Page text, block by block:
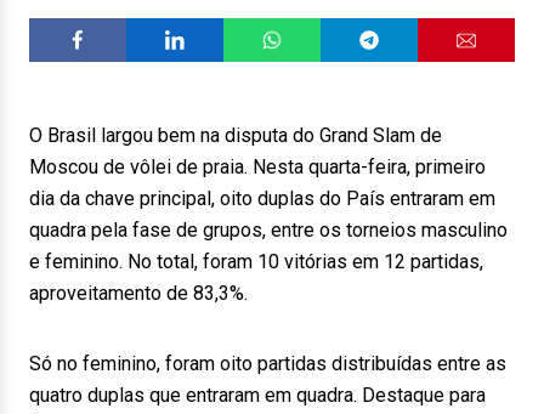
O Brasil largou bem na disputa do Grand Slam de
Moscou de vôlei de praia. Nesta quarta-feira, primeiro
dia da chave principal, oito duplas do País entraram em
quadra pela fase de grupos, entre os torneios masculino
e feminino. No total, foram 10 vitórias em 12 partidas,
aproveitamento de 83,3%.
Só no feminino, foram oito partidas distribuídas entre as
quatro duplas que entraram em quadra. Destaque para